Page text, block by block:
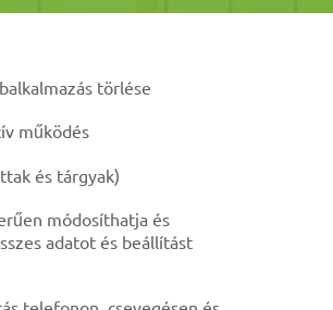
törlése
működés
és tárgyak)
módosíthatja és
adatot és beállítást